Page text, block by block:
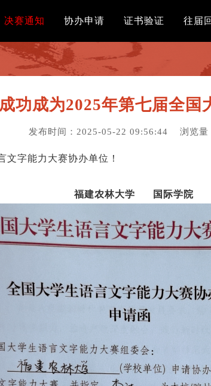
决赛通知 协办申请 证书验证 往届
功成为2025年第七届全
发布时间：2025-05-22 09:56:44 浏览量
文字能力大赛协办单位！
福建农林大学 国际学院